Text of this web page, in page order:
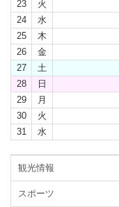
23
火
24
水
25
木
26
金
27
土
28
日
29
月
30
火
31
水
観光情報
スポーツ